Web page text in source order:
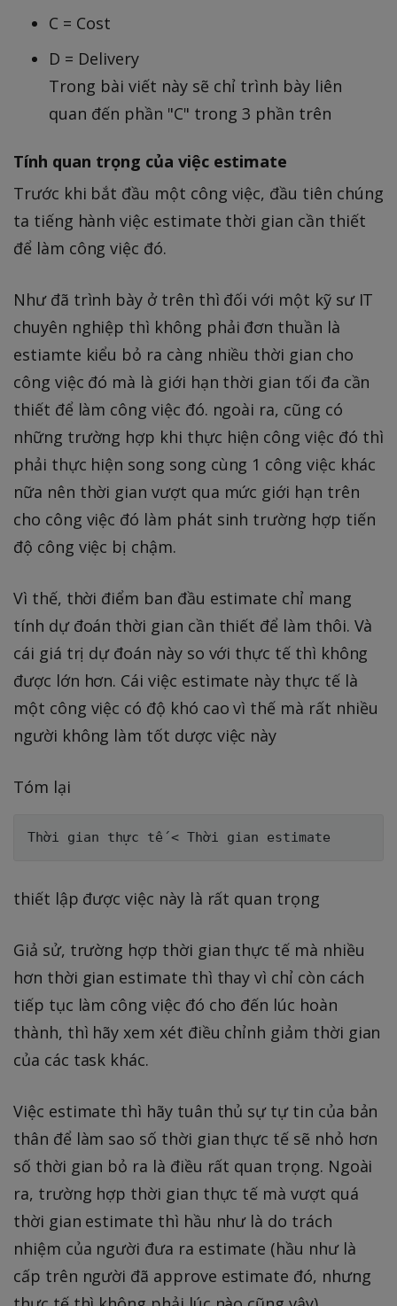
C = Cost
D = Delivery
Trong bài viết này sẽ chỉ trình bày liên
quan đến phần "C" trong 3 phần trên
Tính quan trọng của việc estimate
Trước khi bắt đầu một công việc, đầu tiên chúng
ta tiếng hành việc estimate thời gian cần thiết
để làm công việc đó.
Như đã trình bày ở trên thì đối với một kỹ sư IT
chuyên nghiệp thì không phải đơn thuần là
estiamte kiểu bỏ ra càng nhiều thời gian cho
công việc đó mà là giới hạn thời gian tối đa cần
thiết để làm công việc đó. ngoài ra, cũng có
những trường hợp khi thực hiện công việc đó thì
phải thực hiện song song cùng 1 công việc khác
nữa nên thời gian vượt qua mức giới hạn trên
cho công việc đó làm phát sinh trường hợp tiến
độ công việc bị chậm.
Vì thế, thời điểm ban đầu estimate chỉ mang
tính dự đoán thời gian cần thiết để làm thôi. Và
cái giá trị dự đoán này so với thực tế thì không
được lớn hơn. Cái việc estimate này thực tế là
một công việc có độ khó cao vì thế mà rất nhiều
người không làm tốt dược việc này
Tóm lại
thiết lập được việc này là rất quan trọng
Giả sử, trường hợp thời gian thực tế mà nhiều
hơn thời gian estimate thì thay vì chỉ còn cách
tiếp tục làm công việc đó cho đến lúc hoàn
thành, thì hãy xem xét điều chỉnh giảm thời gian
của các task khác.
Việc estimate thì hãy tuân thủ sự tự tin của bản
thân để làm sao số thời gian thực tế sẽ nhỏ hơn
số thời gian bỏ ra là điều rất quan trọng. Ngoài
ra, trường hợp thời gian thực tế mà vượt quá
thời gian estimate thì hầu như là do trách
nhiệm của người đưa ra estimate (hầu như là
cấp trên người đã approve estimate đó, nhưng